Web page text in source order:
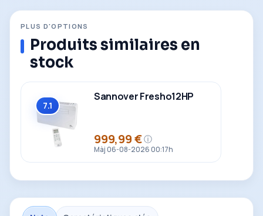
PLUS D'OPTIONS
Produits similaires en
stock
Global
7.1
Sannover Fresho12HP
Prix
999,99 €ⓘ
Màj 06-08-2026 00:17h